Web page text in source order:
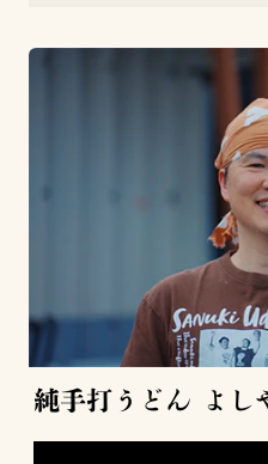
純手打うどん よし